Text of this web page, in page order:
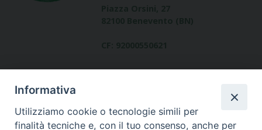
Informativa
Utilizziamo cookie o tecnologie simili per
finalità tecniche e, con il tuo consenso, anche per